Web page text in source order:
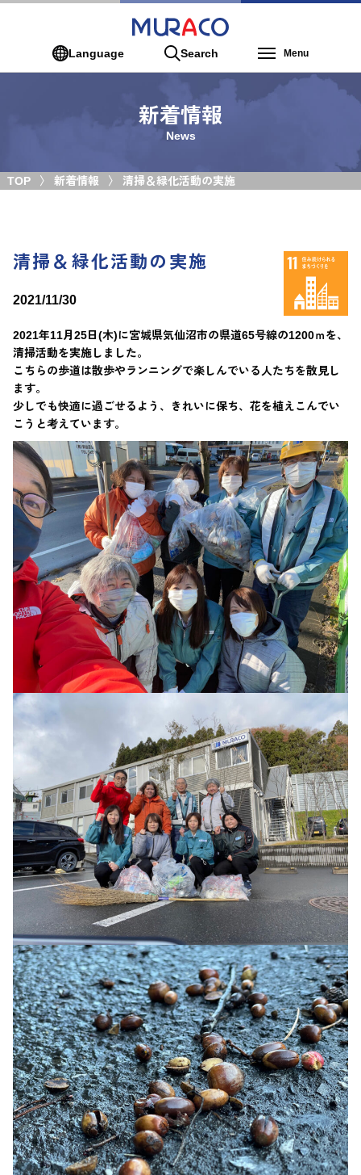
Language Search Menu
新着情報
News
TOP 新着情報 清掃＆緑化活動の実施
清掃＆緑化活動の実施
2021/11/30
2021年11月25日(木)に宮城県気仙沼市の県道65号線の1200ｍを、
清掃活動を実施しました。
こちらの歩道は散歩やランニングで楽しんでいる人たちを散見し
ます。
少しでも快適に過ごせるよう、きれいに保ち、花を植えこんでい
こうと考えています。